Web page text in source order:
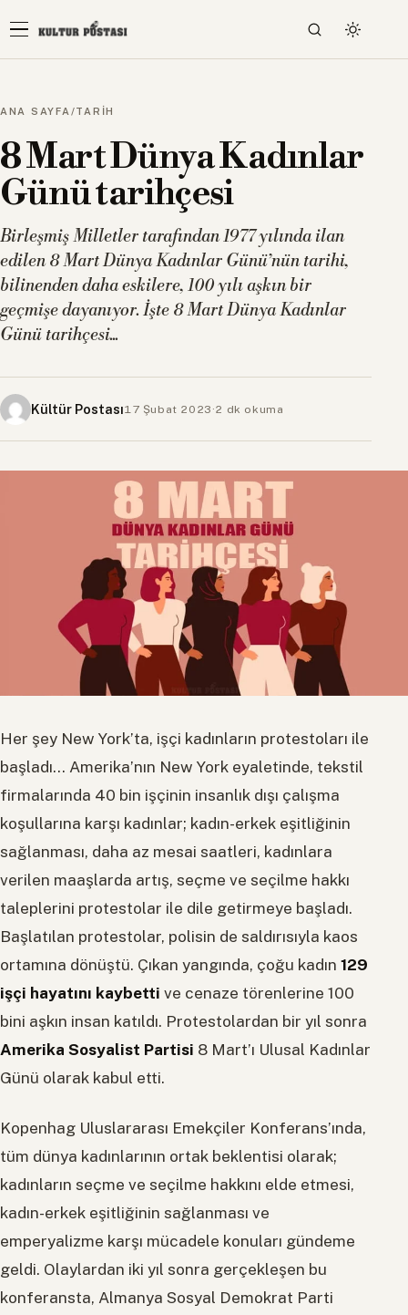
ANA SAYFA /TARİH
8 Mart Dünya Kadınlar
Günü tarihçesi
Birleşmiş Milletler tarafından 1977 yılında ilan
edilen 8 Mart Dünya Kadınlar Günü’nün tarihi,
bilinenden daha eskilere, 100 yılı aşkın bir
geçmişe dayanıyor. İşte 8 Mart Dünya Kadınlar
Günü tarihçesi...
Kültür Postası17 Şubat 2023 ·2 dk okuma
Her şey New York’ta, işçi kadınların protestoları ile
başladı… Amerika’nın New York eyaletinde, tekstil
firmalarında 40 bin işçinin insanlık dışı çalışma
koşullarına karşı kadınlar; kadın-erkek eşitliğinin
sağlanması, daha az mesai saatleri, kadınlara
verilen maaşlarda artış, seçme ve seçilme hakkı
taleplerini protestolar ile dile getirmeye başladı.
Başlatılan protestolar, polisin de saldırısıyla kaos
ortamına dönüştü. Çıkan yangında, çoğu kadın 129
işçi hayatını kaybetti ve cenaze törenlerine 100
bini aşkın insan katıldı. Protestolardan bir yıl sonra
Amerika Sosyalist Partisi 8 Mart’ı Ulusal Kadınlar
Günü olarak kabul etti.
Kopenhag Uluslararası Emekçiler Konferans’ında,
tüm dünya kadınlarının ortak beklentisi olarak;
kadınların seçme ve seçilme hakkını elde etmesi,
kadın-erkek eşitliğinin sağlanması ve
emperyalizme karşı mücadele konuları gündeme
geldi. Olaylardan iki yıl sonra gerçekleşen bu
konferansta, Almanya Sosyal Demokrat Parti